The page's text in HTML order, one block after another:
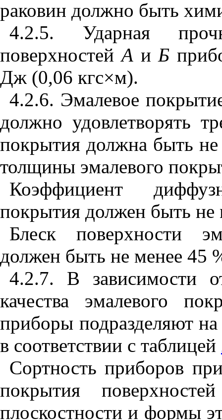
раковин должно быть
4.2.5. Ударная
поверхностейАиБ
Дж (0,06 кгс×м).
4.2.6. Эмалевое
должно удовлетворять
покрытия должна быть
толщины эмалевого
Коэффициент
покрытия должен быть не
Блеск поверхности
должен быть не менее 45
4.2.7. В зависимости
качества эмалевого
приборы подразделяют
в соответствии с таблицей
Сортность приборов
покрытия
плоскостности и формы